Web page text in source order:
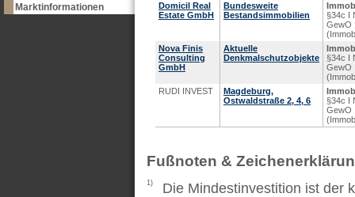
Marktinformationen
Domicil Real
Estate GmbH
Bundesweite
Bestandsimmobilien
§34c I
GewO
Nova Finis
Consulting
GmbH
Aktuelle
Denkmalschutzobjekte
§34c I
GewO
RUDI INVEST
Magdeburg,
Ostwaldstraße 2, 4, 6
§34c I
GewO
Fußnoten &
1)
Die Mindestinvestition ist der